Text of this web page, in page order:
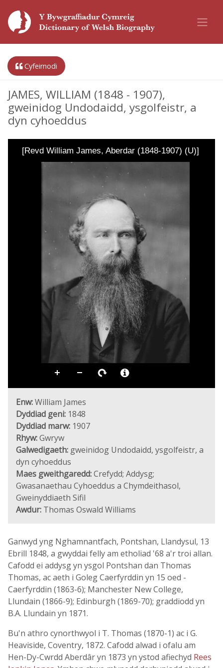
Cyfeirnodi
JAMES, WILLIAM (1848 - 1907),
gweinidog Undodaidd, ysgolfeistr, a
dyn cyhoeddus
[Revd William James, Aberdar (1848-1907) (U)]
Enw:William James
Dyddiad geni: 1848
Dyddiad marw: 1907
Rhyw:Gwryw
Galwedigaeth: gweinidog Undodaidd, ysgolfeistr, a
dyn cyhoeddus
Maes gweithgaredd:Crefydd; Addysg;
Gwasanaethau Cyhoeddus a Chymdeithasol,
Gweinyddiaeth Sifil
Awdur: Thomas Oswald Williams
Ganwyd yng Nghamnantfach, Pontshan, Llandysul, 13
Ebrill 1848, a gwyddai felly am etholiad '68 a'r troi allan.
Cafodd ei addysg yn ysgol Pontshan dan Thomas
Thomas, ac aeth i Goleg Caerfyrddin yn 15 oed -
Caerfyrddin (1863-6); Manchester New College,
Llundain (1866-9); Edinburgh (1869-70); graddiodd yn
B.A. Llundain yn 1871.
Bu'n athro cynorthwyol i T. Thomas (1870-1) ac i G.
Heaviside, Coventry, 1872. Cafodd alwad i ofalu am
Hen-Dy-Cwrdd Aberdâr yn 1873 yn ystod afiechyd Rees